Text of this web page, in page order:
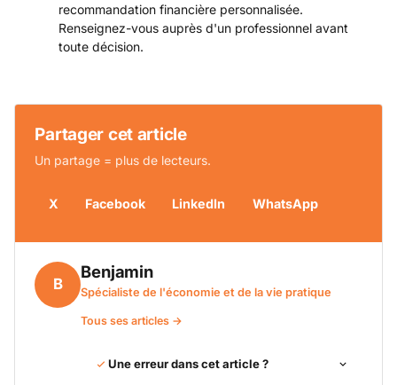
recommandation financière personnalisée.
Renseignez-vous auprès d'un professionnel avant
toute décision.
Partager cet article
Un partage = plus de lecteurs.
X Facebook LinkedIn WhatsApp
B
Benjamin
Spécialiste de l'économie et de la vie pratique
Tous ses articles →
Une erreur dans cet article ?